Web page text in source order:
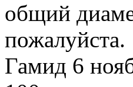
общий
пожалуйста.
Гамид 6